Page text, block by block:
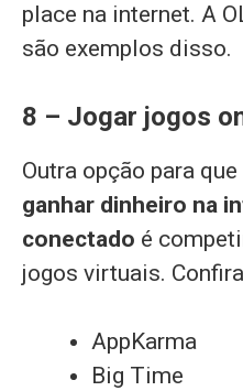
place na internet. A
são exemplos disso.
8 – Jogar jogos
Outra opção para
ganhar dinheiro na
conectado é
jogos virtuais.
AppKarma
Big Time